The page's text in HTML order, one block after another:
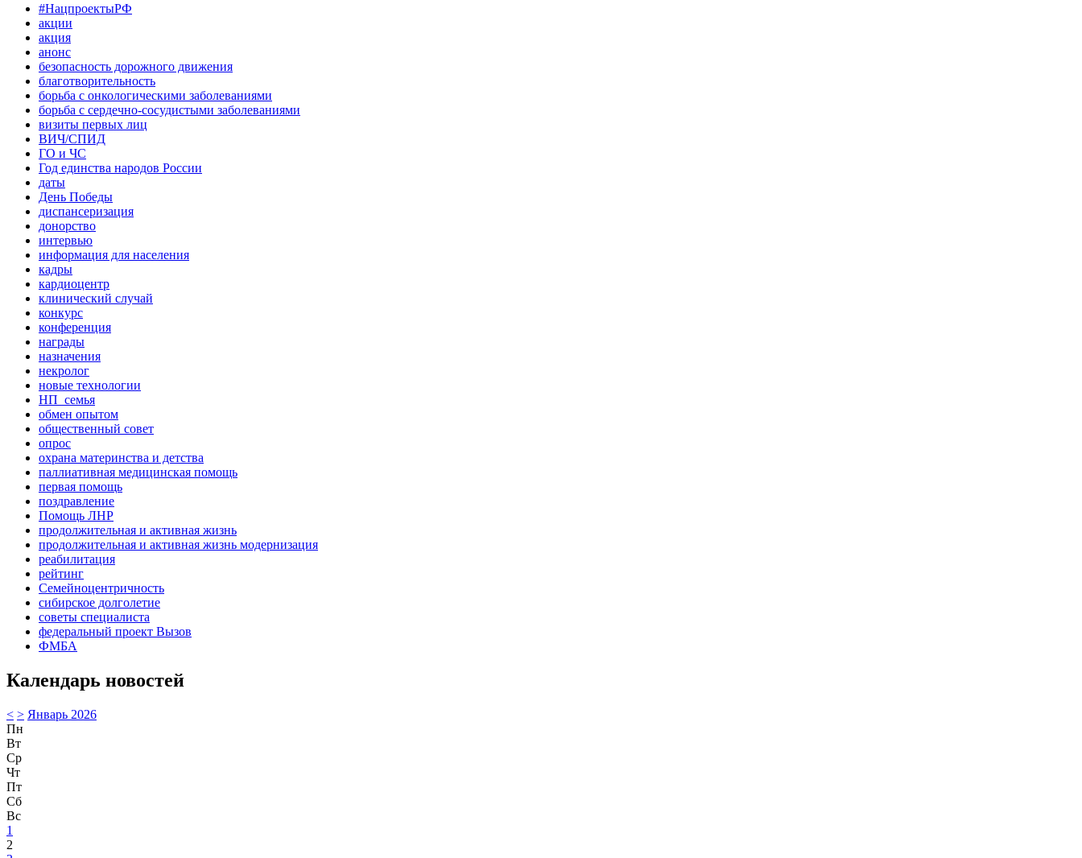
#НацпроектыРФ
акции
акция
анонс
безопасность дорожного движения
благотворительность
борьба с онкологическими заболеваниями
борьба с сердечно-сосудистыми заболеваниями
визиты первых лиц
ВИЧ/СПИД
ГО и ЧС
Год единства народов России
даты
День Победы
диспансеризация
донорство
интервью
информация для населения
кадры
кардиоцентр
клинический случай
конкурс
конференция
награды
назначения
некролог
новые технологии
НП_семья
обмен опытом
общественный совет
опрос
охрана материнства и детства
паллиативная медицинская помощь
первая помощь
поздравление
Помощь ЛНР
продолжительная и активная жизнь
продолжительная и активная жизнь модернизация
реабилитация
рейтинг
Семейноцентричность
сибирское долголетие
советы специалиста
федеральный проект Вызов
ФМБА
Календарь новостей
< > Январь 2026
Пн
Вт
Ср
Чт
Пт
Сб
Вс
1
2